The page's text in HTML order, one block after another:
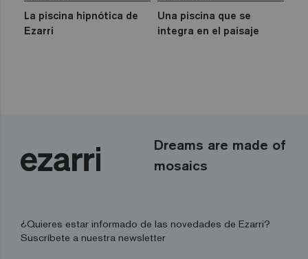
La piscina hipnótica de
Ezarri
Una piscina que se
integra en el paisaje
Dreams are made of
mosaics
¿Quieres estar informado de las novedades de Ezarri?
Suscríbete a nuestra newsletter